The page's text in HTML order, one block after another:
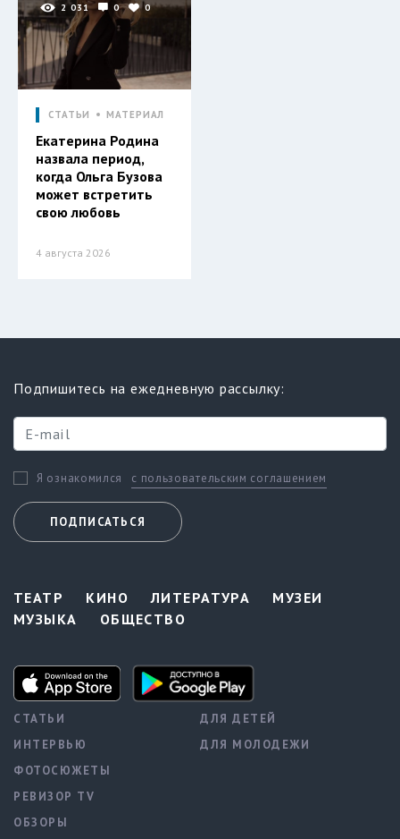
2 031 0 0
СТАТЬИ МАТЕРИАЛ
Екатерина Родина
назвала период,
когда Ольга Бузова
может встретить
свою любовь
4 августа 2026
Подпишитесь на ежедневную рассылку:
Я ознакомился с пользовательским соглашением
ПОДПИСАТЬСЯ
ТЕАТР КИНО ЛИТЕРАТУРА
МУЗЕИ
МУЗЫКА
ОБЩЕСТВО
СТАТЬИ
ИНТЕРВЬЮ
ФОТОСЮЖЕТЫ
РЕВИЗОР TV
ОБЗОРЫ
ДЛЯ ДЕТЕЙ
ДЛЯ МОЛОДЕЖИ